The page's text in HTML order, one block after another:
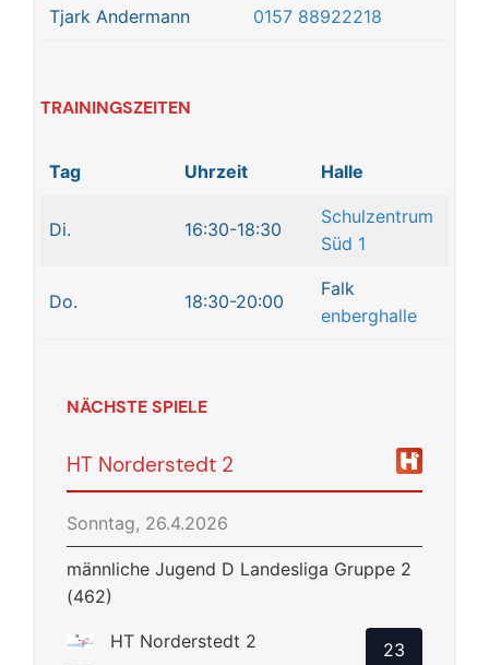
Tjark Andermann 0157 88922218
TRAININGSZEITEN
Tag Uhrzeit Halle
Di. 16:30-18:30
Schulzentrum
Süd 1
Do. 18:30-20:00
Falk
enberghalle
NÄCHSTE SPIELE
HT Norderstedt 2
Sonntag, 26.4.2026
männliche Jugend D Landesliga Gruppe 2
(462)
HT Norderstedt 2
23